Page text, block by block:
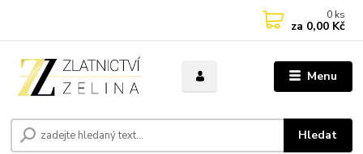
Menu
Hledat
0 ks
za 0,00 Kč